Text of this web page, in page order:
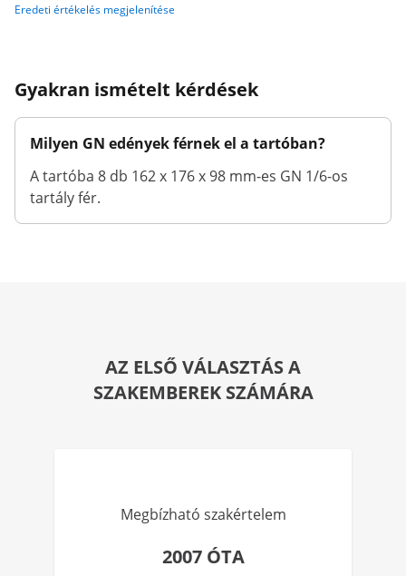
Eredeti értékelés megjelenítése
Gyakran ismételt kérdések
Milyen GN edények férnek el a tartóban?
A tartóba 8 db 162 x 176 x 98 mm-es GN 1/6-os
tartály fér.
AZ ELSŐ VÁLASZTÁS A
SZAKEMBEREK SZÁMÁRA
Megbízható szakértelem
2007 ÓTA